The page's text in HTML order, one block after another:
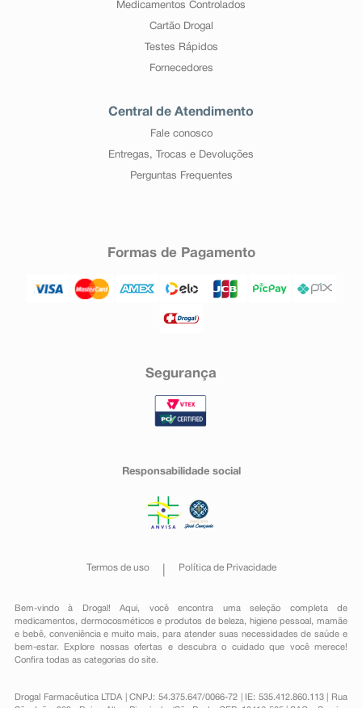
Medicamentos Controlados
Cartão Drogal
Testes Rápidos
Fornecedores
Central de Atendimento
Fale conosco
Entregas, Trocas e Devoluções
Perguntas Frequentes
Formas de Pagamento
Segurança
Responsabilidade social
Termos de uso Política de Privacidade
Bem-vindo à Drogal! Aqui, você encontra uma seleção completa de
medicamentos , dermocosméticos e produtos de beleza, higiene pessoal ,mamãe
e bebê, conveniênciae muito mais, para atender suas necessidades de saúde e
bem-estar. Explore nossas ofertas e descubra o cuidado que você merece!
Confira todas as categorias do site.
Drogal Farmacêutica LTDA | CNPJ: 54.375.647/0066-72 | IE: 535.412.860.113 | Rua